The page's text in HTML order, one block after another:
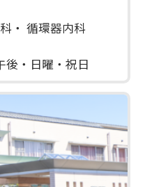
・ 循環器内科
後・日曜・祝日